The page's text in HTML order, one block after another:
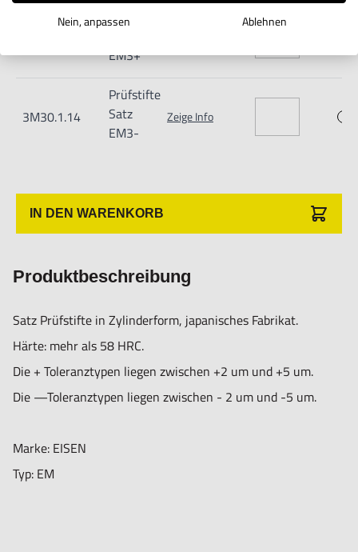
Prüfstifte
EM3+
3M30.1.14
Prüfstifte
Satz
EM3-
Zeige Info
IN DEN WARENKORB
Produktbeschreibung
Satz Prüfstifte in Zylinderform, japanisches Fabrikat.
Härte: mehr als 58 HRC.
Die + Toleranztypen liegen zwischen +2 um und +5 um.
Die —Toleranztypen liegen zwischen - 2 um und -5 um.
Marke: EISEN
Typ: EM
Nein, anpassen
Ablehnen